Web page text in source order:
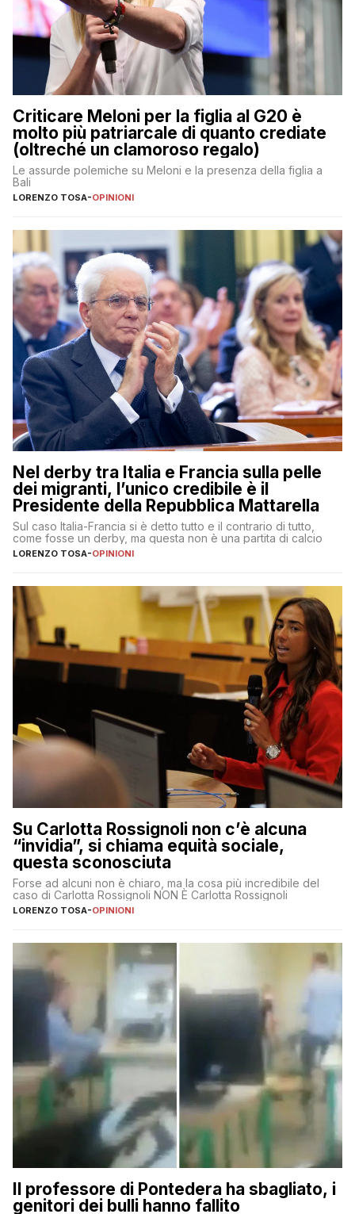
Criticare Meloni per la figlia al G20 è
molto più patriarcale di quanto crediate
(oltreché un clamoroso regalo)
Le assurde polemiche su Meloni e la presenza della figlia a
Bali
LORENZO TOSA-OPINIONI
Nel derby tra Italia e Francia sulla pelle
dei migranti, l’unico credibile è il
Presidente della Repubblica Mattarella
Sul caso Italia-Francia si è detto tutto e il contrario di tutto,
come fosse un derby, ma questa non è una partita di calcio
LORENZO TOSA-OPINIONI
Su Carlotta Rossignoli non c’è alcuna
“invidia”, si chiama equità sociale,
questa sconosciuta
Forse ad alcuni non è chiaro, ma la cosa più incredibile del
caso di Carlotta Rossignoli NON È Carlotta Rossignoli
LORENZO TOSA-OPINIONI
Il professore di Pontedera ha sbagliato, i
genitori dei bulli hanno fallito